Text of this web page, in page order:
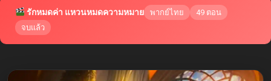
รักหมดค่า แหวนหมดความหมาย พากย์ไทย
49 ตอน
จบแล้ว